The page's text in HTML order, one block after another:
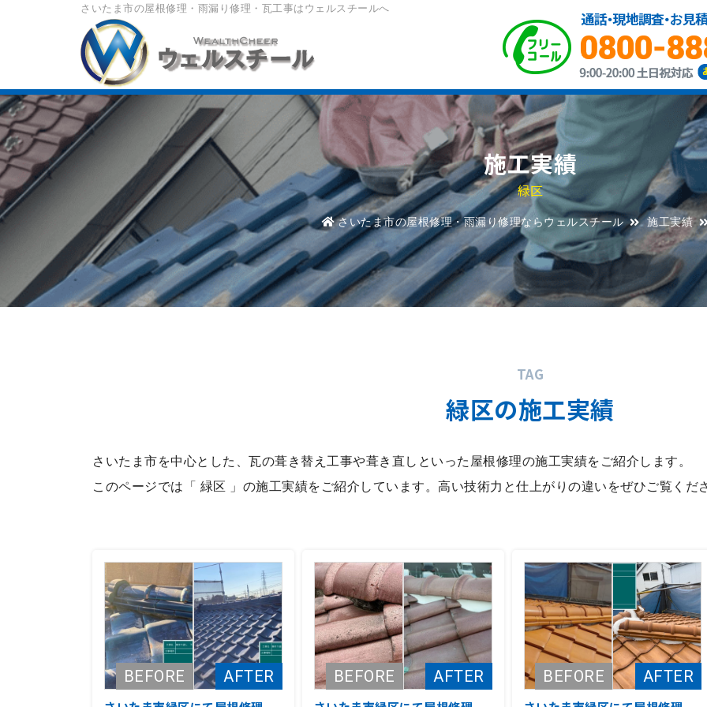
さいたま市の屋根修理・雨漏り修理・瓦工事はウェルスチールへ
施工実績
緑区
さいたま市の屋根修理・雨漏り修理ならウェルスチール 施工実績
TAG
緑区の施工実績
さいたま市を中心とした、瓦の葺き替え工事や葺き直しといった屋根修理の施工実績をご紹介します。
このページでは「 緑区 」の施工実績をご紹介しています。高い技術力と仕上がりの違いをぜひご覧くだ